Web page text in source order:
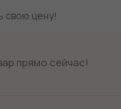
свою цену!
прямо сейчас!